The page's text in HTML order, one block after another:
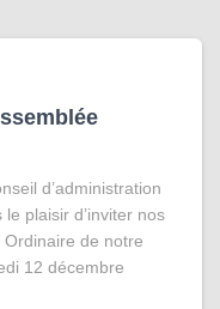
d’administration
plaisir d’inviter nos
Ordinaire de notre
12 décembre